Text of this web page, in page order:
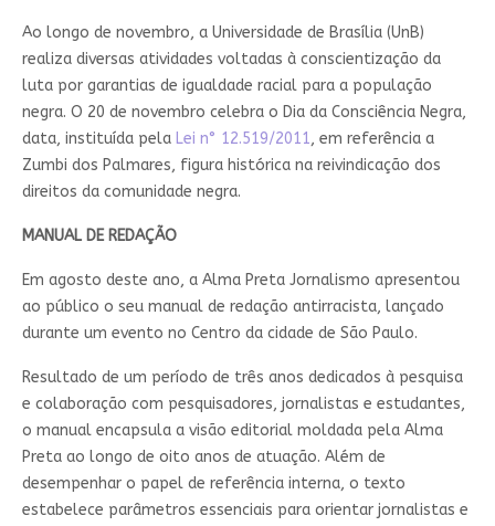
Ao longo de novembro, a Universidade de Brasília (UnB)
realiza diversas atividades voltadas à conscientização da
luta por garantias de igualdade racial para a população
negra. O 20 de novembro celebra o Dia da Consciência Negra,
data, instituída pela Lei n° 12.519/2011, em referência a
Zumbi dos Palmares, figura histórica na reivindicação dos
direitos da comunidade negra.
MANUAL DE REDAÇÃO
Em agosto deste ano, a Alma Preta Jornalismo apresentou
ao público o seu manual de redação antirracista, lançado
durante um evento no Centro da cidade de São Paulo.
Resultado de um período de três anos dedicados à pesquisa
e colaboração com pesquisadores, jornalistas e estudantes,
o manual encapsula a visão editorial moldada pela Alma
Preta ao longo de oito anos de atuação. Além de
desempenhar o papel de referência interna, o texto
estabelece parâmetros essenciais para orientar jornalistas e